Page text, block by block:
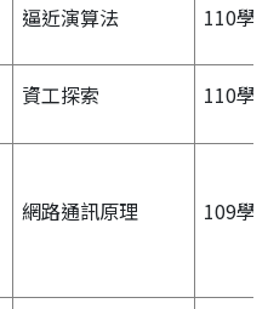
逼近演算法 110學
資工探索 110學
網路通訊原理 109學